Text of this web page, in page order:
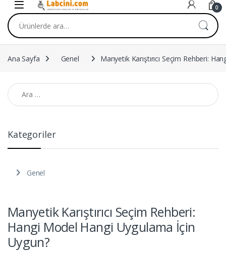
0
Ana Sayfa Genel Manyetik Karıştırıcı Seçim Rehberi:
Manyetik Karıştırıcı Seçim Rehberi:
Hangi Model Hangi Uygulama İçin
Uygun?
Kategoriler
Genel